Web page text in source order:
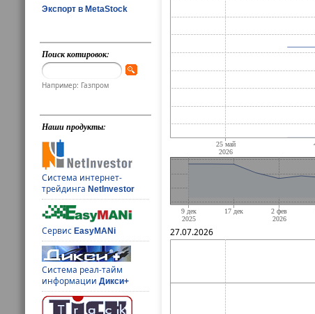
Экспорт в MetaStock
Поиск котировок:
Например: Газпром
Наши продукты:
Система интернет-
трейдингаNetInvestor
СервисEasyMANi
Система реал-тайм
информацииДикси+
27.07.2026